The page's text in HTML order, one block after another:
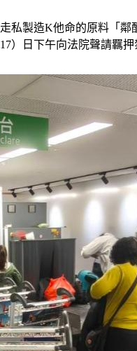
製造K他命的原料「
）日下午向法院聲請羈押